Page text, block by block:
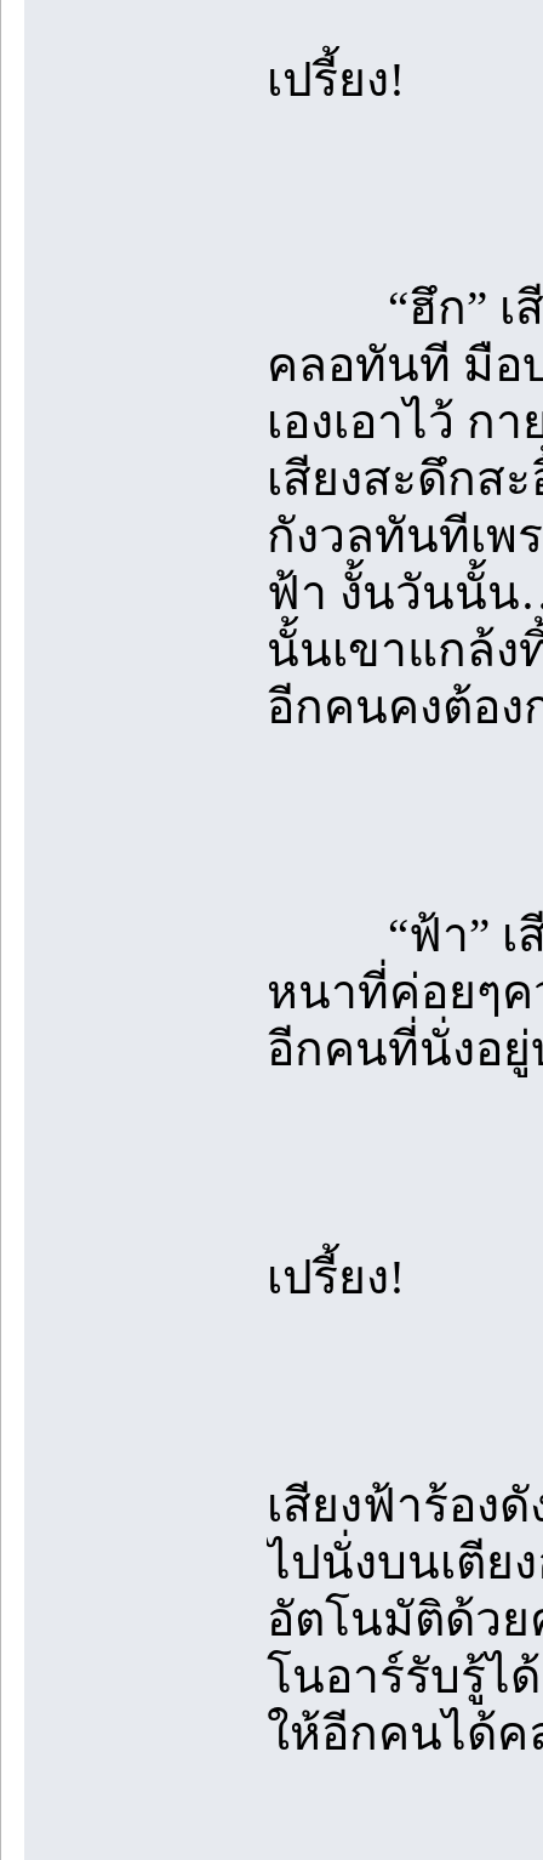
เปรี้ยง!
“ฮึก” เสีย
คลอทันที มือ
เองเอาไว้ ก
เสียงสะดึกส
กังวลทันทีเพ
ฟ้า งั้นวันนั้น
นั้นเขาแกล้ง
อีกคนคงต้อง
“ฟ้า” เสีย
หนาที่ค่อยๆ
อีกคนที่นั่งอยู่
เปรี้ยง!
เสียงฟ้าร้อง
ไปนั่งบนเตีย
อัตโนมัติด้วย
โนอาร์รับรู้ไ
ให้อีกคนได้ค